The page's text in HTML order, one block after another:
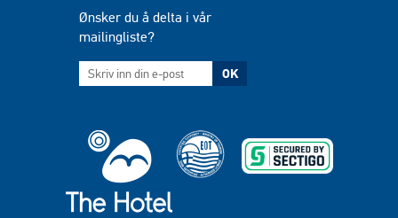
Ønsker du å delta i vår
mailingliste?
OK